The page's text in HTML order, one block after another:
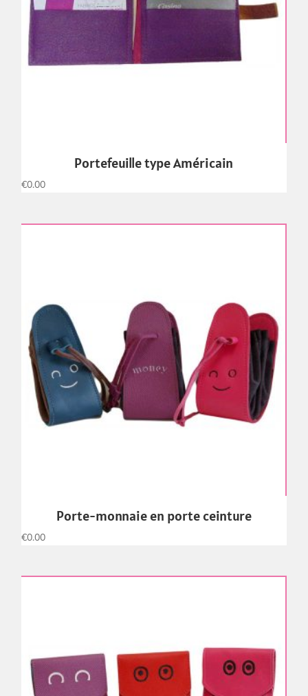
Portefeuille type Américain
€0.00
Porte-monnaie en porte ceinture
€0.00